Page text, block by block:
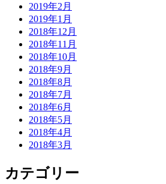
2019年2月
2019年1月
2018年12月
2018年11月
2018年10月
2018年9月
2018年8月
2018年7月
2018年6月
2018年5月
2018年4月
2018年3月
カテゴリー